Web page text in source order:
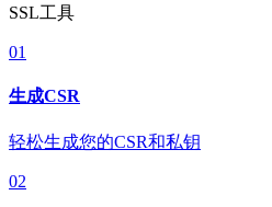
SSL工具
01
生成CSR
轻松生成您的CSR和私钥
02